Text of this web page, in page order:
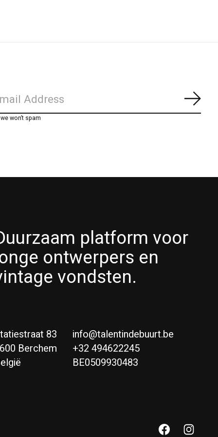
won’t spam
platform voor
ontwerpers en
vondsten.
83
Berchem
info@talentindebuurt.be
+32 494622245
BE0509930483